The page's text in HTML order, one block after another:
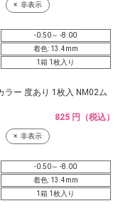
非表示
-0.50～ -8.00
着色: 13.4mm
1箱 1枚入り
ラー 度あり 1枚入 NM02ム
825 円（税込）
非表示
-0.50～ -8.00
着色: 13.4mm
1箱 1枚入り